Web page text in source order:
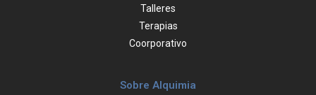
Talleres
Terapias
Coorporativo
Sobre Alquimia